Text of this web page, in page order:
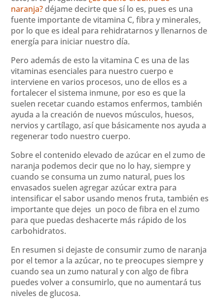
naranja? déjame decirte que sí lo es, pues es una
fuente importante de vitamina C, fibra y minerales,
por lo que es ideal para rehidratarnos y llenarnos de
energía para iniciar nuestro día.
Pero además de esto la vitamina C es una de las
vitaminas esenciales para nuestro cuerpo e
interviene en varios procesos, uno de ellos es a
fortalecer el sistema inmune, por eso es que la
suelen recetar cuando estamos enfermos, también
ayuda a la creación de nuevos músculos, huesos,
nervios y cartílago, así que básicamente nos ayuda a
regenerar todo nuestro cuerpo.
Sobre el contenido elevado de azúcar en el zumo de
naranja podemos decir que no lo hay, siempre y
cuando se consuma un zumo natural, pues los
envasados suelen agregar azúcar extra para
intensificar el sabor usando menos fruta, también es
importante que dejes un poco de fibra en el zumo
para que puedas deshacerte más rápido de los
carbohidratos.
En resumen si dejaste de consumir zumo de naranja
por el temor a la azúcar, no te preocupes siempre y
cuando sea un zumo natural y con algo de fibra
puedes volver a consumirlo, que no aumentará tus
niveles de glucosa.